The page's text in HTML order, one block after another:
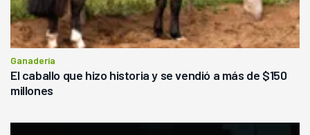
Ganadería
El caballo que hizo historia y se vendió a más de $150
millones